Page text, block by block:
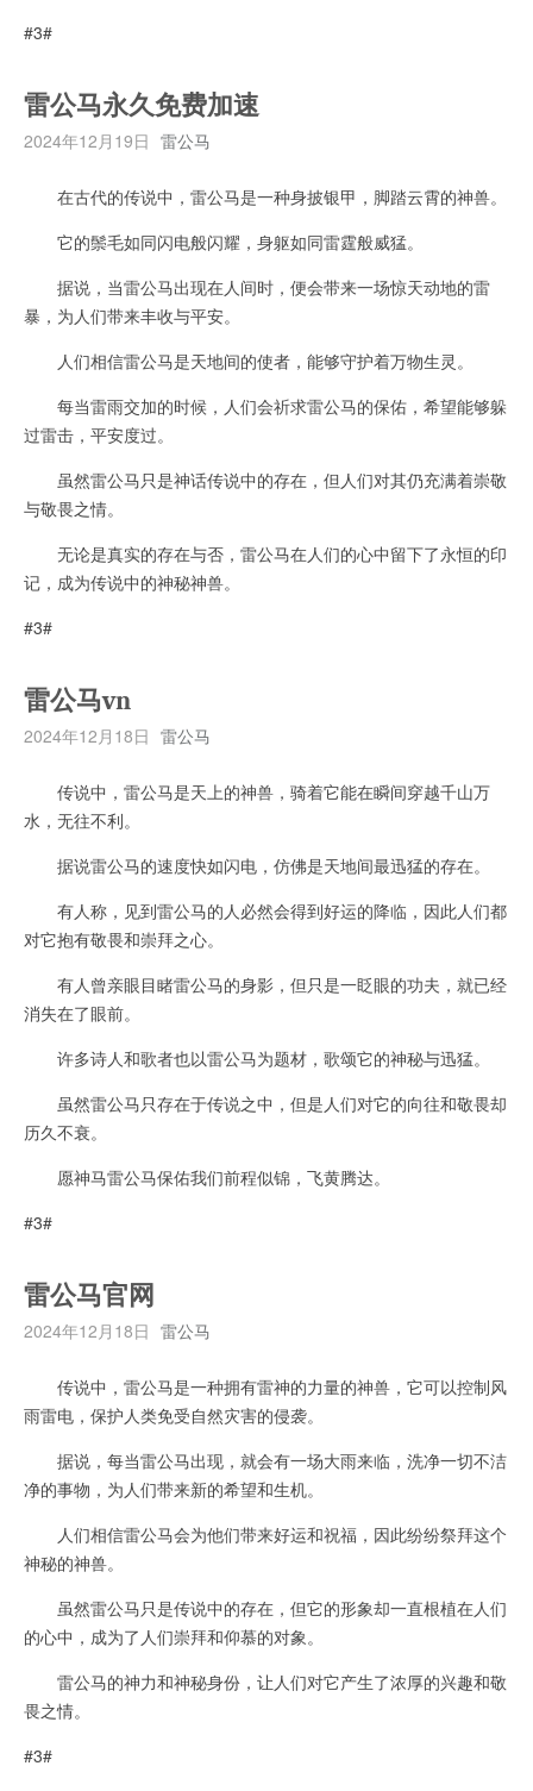
#3#
雷公马永久免费加速
2024年12月19日 雷公马
在古代的传说中，雷公马是一种身披银甲，脚踏云霄的神兽。
它的鬃毛如同闪电般闪耀，身躯如同雷霆般威猛。
据说，当雷公马出现在人间时，便会带来一场惊天动地的雷
暴，为人们带来丰收与平安。
人们相信雷公马是天地间的使者，能够守护着万物生灵。
每当雷雨交加的时候，人们会祈求雷公马的保佑，希望能够躲
过雷击，平安度过。
虽然雷公马只是神话传说中的存在，但人们对其仍充满着崇敬
与敬畏之情。
无论是真实的存在与否，雷公马在人们的心中留下了永恒的印
记，成为传说中的神秘神兽。
#3#
雷公马vn
2024年12月18日 雷公马
传说中，雷公马是天上的神兽，骑着它能在瞬间穿越千山万
水，无往不利。
据说雷公马的速度快如闪电，仿佛是天地间最迅猛的存在。
有人称，见到雷公马的人必然会得到好运的降临，因此人们都
对它抱有敬畏和崇拜之心。
有人曾亲眼目睹雷公马的身影，但只是一眨眼的功夫，就已经
消失在了眼前。
许多诗人和歌者也以雷公马为题材，歌颂它的神秘与迅猛。
虽然雷公马只存在于传说之中，但是人们对它的向往和敬畏却
历久不衰。
愿神马雷公马保佑我们前程似锦，飞黄腾达。
#3#
雷公马官网
2024年12月18日 雷公马
传说中，雷公马是一种拥有雷神的力量的神兽，它可以控制风
雨雷电，保护人类免受自然灾害的侵袭。
据说，每当雷公马出现，就会有一场大雨来临，洗净一切不洁
净的事物，为人们带来新的希望和生机。
人们相信雷公马会为他们带来好运和祝福，因此纷纷祭拜这个
神秘的神兽。
虽然雷公马只是传说中的存在，但它的形象却一直根植在人们
的心中，成为了人们崇拜和仰慕的对象。
雷公马的神力和神秘身份，让人们对它产生了浓厚的兴趣和敬
畏之情。
#3#